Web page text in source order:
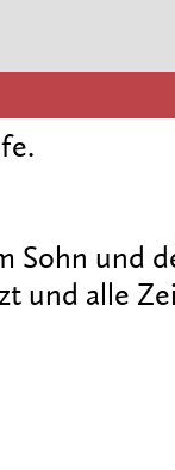
Sohn und
und alle